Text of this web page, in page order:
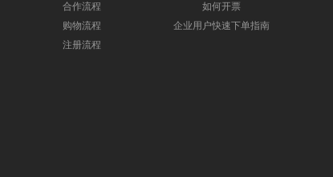
合作流程
购物流程
注册流程
如何开票
企业用户快速下单指南